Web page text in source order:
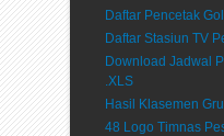
Daftar Pencetak
Daftar Stasiun TV
Download Jadwal
.XLS
Hasil Klasemen
48 Logo Timnas